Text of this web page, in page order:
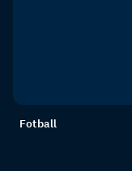
Fotball